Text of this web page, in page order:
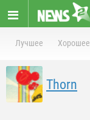
Лучшее Хорошее
Thorn